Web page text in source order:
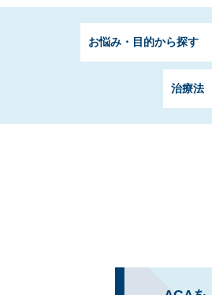
お悩み・目的から探す
治療法